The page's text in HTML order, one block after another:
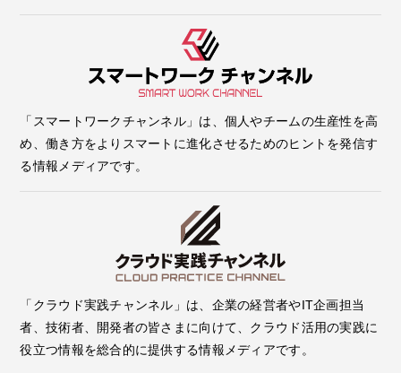
「スマートワークチャンネル」は、個人やチームの生産性を高
め、働き方をよりスマートに進化させるためのヒントを発信す
る情報メディアです。
「クラウド実践チャンネル」は、企業の経営者やIT企画担当
者、技術者、開発者の皆さまに向けて、クラウド活用の実践に
役立つ情報を総合的に提供する情報メディアです。